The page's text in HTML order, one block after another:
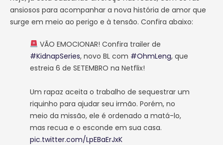
ansiosos para acompanhar a nova história de amor que
surge em meio ao perigo e à tensão. Confira abaixo:
VÃO EMOCIONAR! Confira trailer de
#KidnapSeries, novo BL com #OhmLeng, que
estreia 6 de SETEMBRO na Netflix!
Um rapaz aceita o trabalho de sequestrar um
riquinho para ajudar seu irmão. Porém, no
meio da missão, ele é ordenado a matá-lo,
mas recua e o esconde em sua casa.
pic.twitter.com/LpEBaErJxK